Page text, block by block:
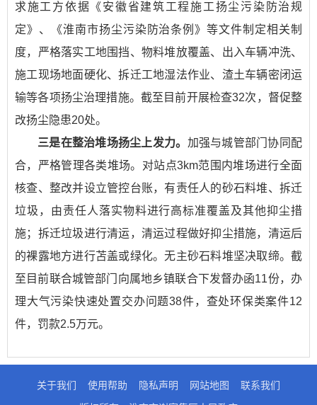
求施工方依据《安徽省建筑工程施工扬尘污染防治规
定》、《淮南市扬尘污染防治条例》等文件制定相关制
度，严格落实工地围挡、物料堆放覆盖、出入车辆冲洗、
施工现场地面硬化、拆迁工地湿法作业、渣土车辆密闭运
输等各项扬尘治理措施。截至目前开展检查32次，督促整
改扬尘隐患20处。
三是在整治堆场扬尘上发力。 加强与城管部门协同配
合，严格管理各类堆场。对站点3km范围内堆场进行全面
核查、整改并设立管控台账，有责任人的砂石料堆、拆迁
垃圾，由责任人落实物料进行高标准覆盖及其他抑尘措
施；拆迁垃圾进行清运，清运过程做好抑尘措施，清运后
的裸露地方进行苫盖或绿化。无主砂石料堆坚决取缔。截
至目前联合城管部门向属地乡镇联合下发督办函11份，办
理大气污染快速处置交办问题38件，查处环保类案件12
件，罚款2.5万元。
关于我们 使用帮助 隐私声明 网站地图
联系我们